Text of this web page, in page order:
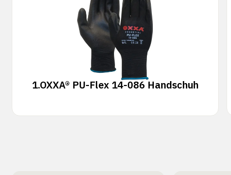
1.OXXA® PU-Flex 14-086 Handschuh